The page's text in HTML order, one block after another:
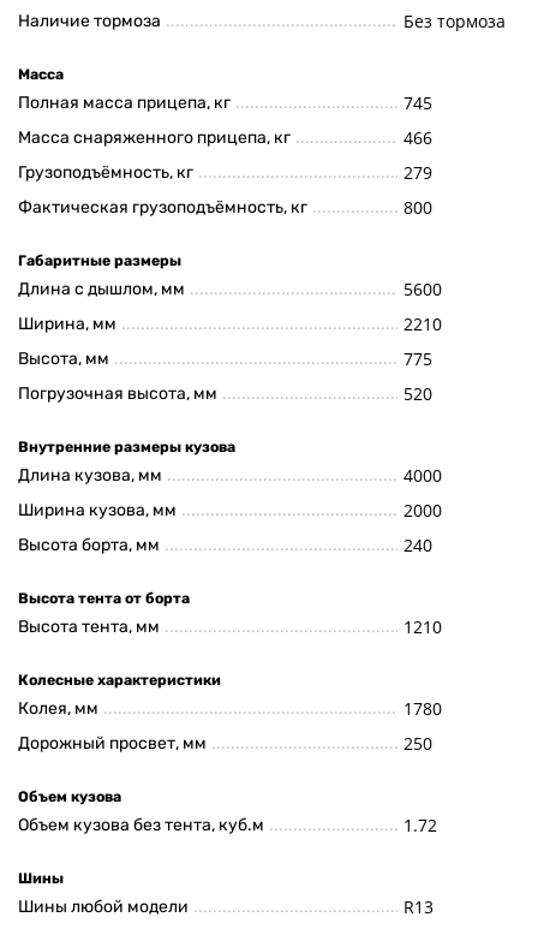
Наличие тормоза Без тормоза
Масса
Полная масса прицепа, кг 745
Масса снаряженного прицепа, кг 466
Грузоподъёмность, кг 279
Фактическая грузоподъёмность, кг 800
Габаритные размеры
Длина с дышлом, мм 5600
Ширина, мм 2210
Высота, мм 775
Погрузочная высота, мм 520
Внутренние размеры кузова
Длина кузова, мм 4000
Ширина кузова, мм 2000
Высота борта, мм 240
Высота тента от борта
Высота тента, мм 1210
Колесные характеристики
Колея, мм 1780
Дорожный просвет, мм 250
Объем кузова
Объем кузова без тента, куб.м 1.72
Шины
Шины любой модели R13